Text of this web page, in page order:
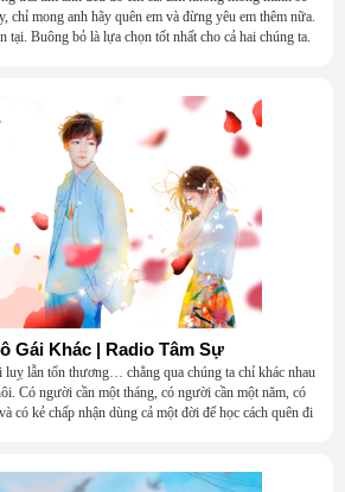
chỉ mong anh hãy quên em và đừng yêu em thêm nữa.
tại. Buông bỏ là lựa chọn tốt nhất cho cả hai chúng ta.
Gái Khác | Radio Tâm Sự
luỵ lẫn tổn thương… chẳng qua chúng ta chỉ khác nhau
Có người cần một tháng, có người cần một năm, có
có kẻ chấp nhận dùng cả một đời để học cách quên đi